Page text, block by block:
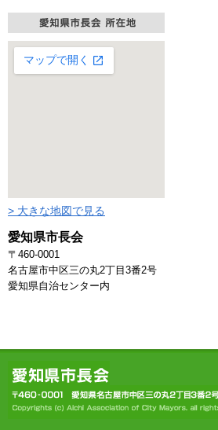
> 大きな地図で見る
愛知県市長会
〒460-0001
名古屋市中区三の丸2丁目3番2号
愛知県自治センター内